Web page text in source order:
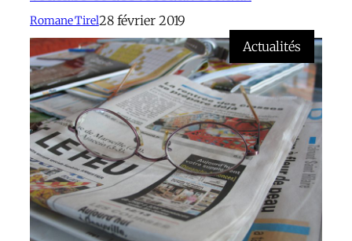
Romane Tirel28 février 2019
Actualités